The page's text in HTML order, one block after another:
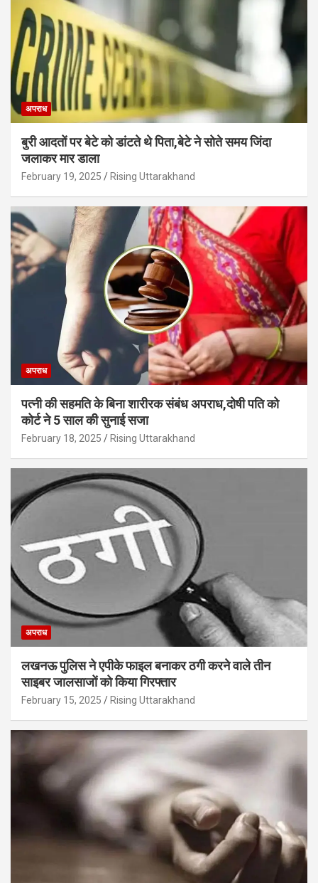
अपराध
बुरी आदतों पर बेटे को डांटते थे पिता,बेटे ने सोते समय जिंदा
जलाकर मार डाला
February 19, 2025 Rising Uttarakhand
अपराध
पत्नी की सहमति के बिना शारीरक संबंध अपराध,दोषी पति को
कोर्ट ने 5 साल की सुनाई सजा
February 18, 2025 Rising Uttarakhand
अपराध
लखनऊ पुलिस ने एपीके फाइल बनाकर ठगी करने वाले तीन
साइबर जालसाजों को किया गिरफ्तार
February 15, 2025 Rising Uttarakhand